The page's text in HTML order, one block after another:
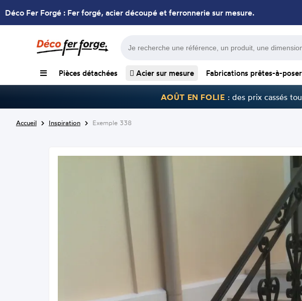
Déco Fer Forgé : Fer forgé, acier découpé et ferronnerie sur mesure.
Pièces détachées Acier sur mesure Fabrications prêtes-à-poser
AOÛT EN FOLIE : des prix cassés
Accueil Inspiration Exemple 338